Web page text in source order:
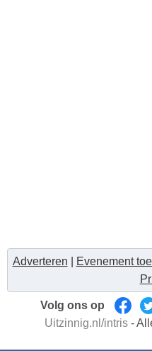
Adverteren Evenement
Volg ons op
Uitzinnig.nl/intris -